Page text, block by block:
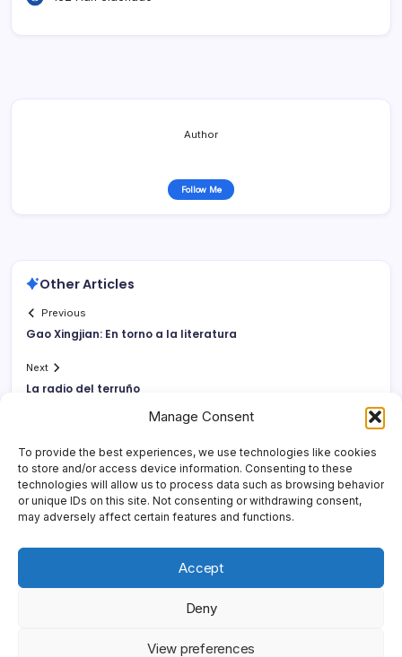
Manage Consent
To provide the best experiences, we use technologies like cookies
to store and/or access device information. Consenting to these
technologies will allow us to process data such as browsing behavior
or unique IDs on this site. Not consenting or withdrawing consent,
may adversely affect certain features and functions.
Accept
Deny
View preferences
Author
Follow Me
Other Articles
Previous
Gao Xingjian: En torno a la literatura
Next
La radio del terruño
Yonder Lies It. All rights reserved.